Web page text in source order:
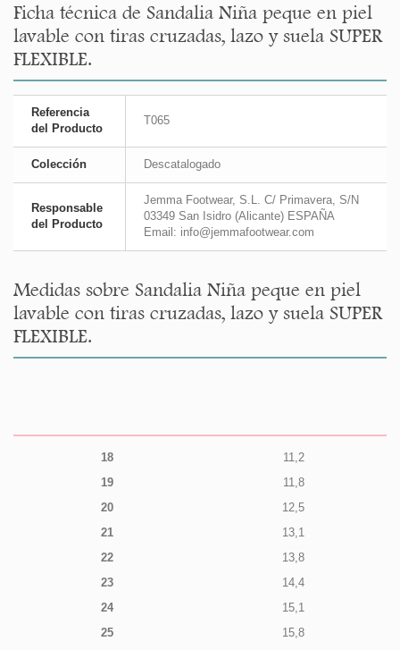
Ficha técnica de Sandalia Niña peque en piel
lavable con tiras cruzadas, lazo y suela SUPER
FLEXIBLE.
Referencia
del Producto
T065
Colección Descatalogado
Responsable
del Producto
Jemma Footwear, S.L. C/ Primavera, S/N
03349 San Isidro (Alicante) ESPAÑA
Email: info@jemmafootwear.com
Medidas sobre Sandalia Niña peque en piel
lavable con tiras cruzadas, lazo y suela SUPER
FLEXIBLE.
18
11,2
19
11,8
20
12,5
21
13,1
22
13,8
23
14,4
24
15,1
25
15,8